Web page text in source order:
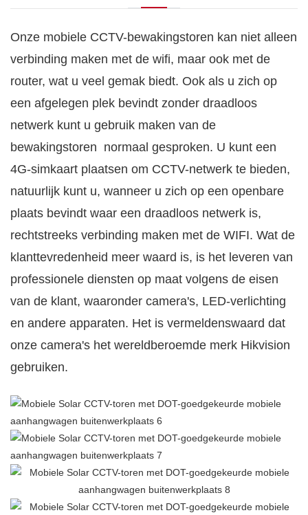
Onze mobiele CCTV-bewakingstoren kan niet alleen
verbinding maken met de wifi, maar ook met de
router, wat u veel gemak biedt. Ook als u zich op
een afgelegen plek bevindt zonder draadloos
netwerk kunt u gebruik maken van de
bewakingstoren normaal gesproken. U kunt een
4G-simkaart plaatsen om CCTV-netwerk te bieden,
natuurlijk kunt u, wanneer u zich op een openbare
plaats bevindt waar een draadloos netwerk is,
rechtstreeks verbinding maken met de WIFI. Wat de
klanttevredenheid meer waard is, is het leveren van
professionele diensten op maat volgens de eisen
van de klant, waaronder camera's, LED-verlichting
en andere apparaten. Het is vermeldenswaard dat
onze camera's het wereldberoemde merk Hikvision
gebruiken.